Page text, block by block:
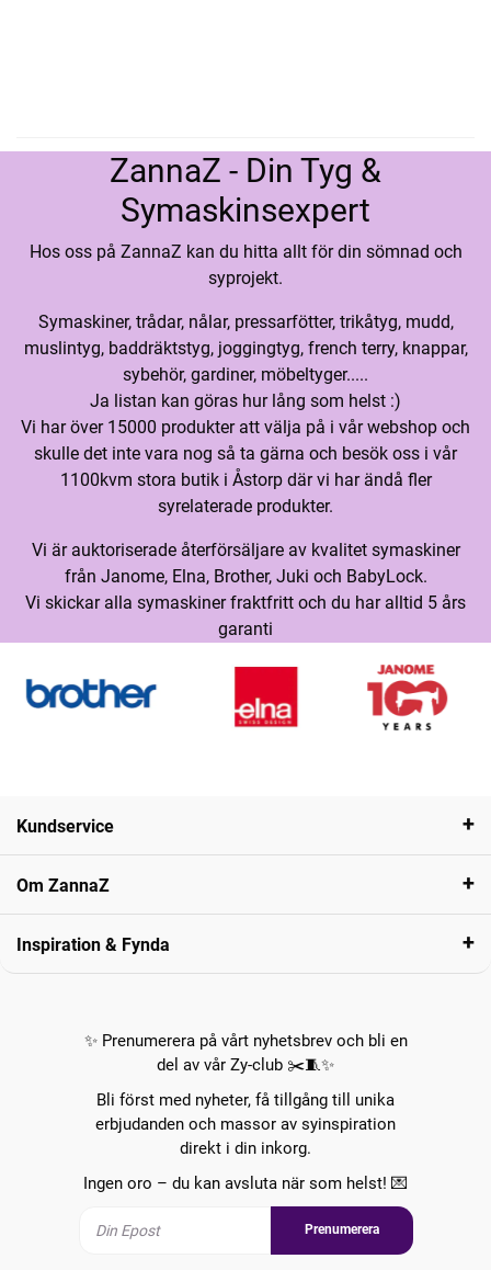
ZannaZ - Din Tyg &
Symaskinsexpert
Hos oss på ZannaZ kan du hitta allt för din sömnad och
syprojekt.
Symaskiner, trådar, nålar, pressarfötter, trikåtyg, mudd,
muslintyg, baddräktstyg, joggingtyg, french terry, knappar,
sybehör, gardiner, möbeltyger.....
Ja listan kan göras hur lång som helst :)
Vi har över 15000 produkter att välja på i vår webshop och
skulle det inte vara nog så ta gärna och besök oss i vår
1100kvm stora butik i Åstorp där vi har ändå fler
syrelaterade produkter.
Vi är auktoriserade återförsäljare av kvalitet symaskiner
från Janome, Elna, Brother, Juki och BabyLock.
Vi skickar alla symaskiner fraktfritt och du har alltid 5 års
garanti
Kundservice
Om ZannaZ
Inspiration & Fynda
✨ Prenumerera på vårt nyhetsbrev och bli en
del av vår Zy-club ✂️🧵✨
Bli först med nyheter, få tillgång till unika
erbjudanden och massor av syinspiration
direkt i din inkorg.
Ingen oro – du kan avsluta när som helst! 💌
Prenumerera